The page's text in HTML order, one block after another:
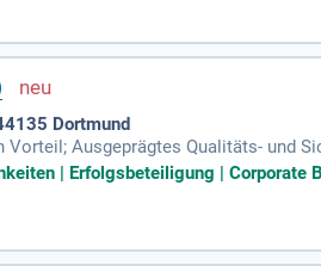
Dortmund
Ausgeprägtes Qualitäts- und
für Arbeiten im Höhenbereich
| Erfolgsbeteiligung | Corporate